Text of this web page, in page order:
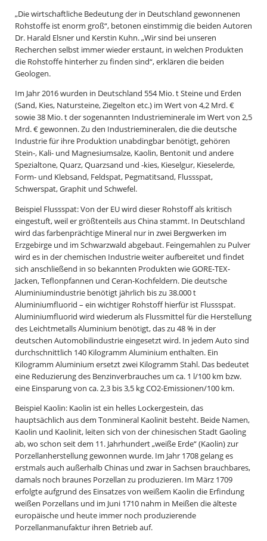
„Die wirtschaftliche Bedeutung der in Deutschland gewonnenen
Rohstoffe ist enorm groß“, betonen einstimmig die beiden Autoren
Dr. Harald Elsner und Kerstin Kuhn. „Wir sind bei unseren
Recherchen selbst immer wieder erstaunt, in welchen Produkten
die Rohstoffe hinterher zu finden sind“, erklären die beiden
Geologen.
Im Jahr 2016 wurden in Deutschland 554 Mio. t Steine und Erden
(Sand, Kies, Natursteine, Ziegelton etc.) im Wert von 4,2 Mrd. €
sowie 38 Mio. t der sogenannten Industrieminerale im Wert von 2,5
Mrd. € gewonnen. Zu den Industriemineralen, die die deutsche
Industrie für ihre Produktion unabdingbar benötigt, gehören
Stein-, Kali- und Magnesiumsalze, Kaolin, Bentonit und andere
Spezialtone, Quarz, Quarzsand und -kies, Kieselgur, Kieselerde,
Form- und Klebsand, Feldspat, Pegmatitsand, Flussspat,
Schwerspat, Graphit und Schwefel.
Beispiel Flussspat: Von der EU wird dieser Rohstoff als kritisch
eingestuft, weil er größtenteils aus China stammt. In Deutschland
wird das farbenprächtige Mineral nur in zwei Bergwerken im
Erzgebirge und im Schwarzwald abgebaut. Feingemahlen zu Pulver
wird es in der chemischen Industrie weiter aufbereitet und findet
sich anschließend in so bekannten Produkten wie GORE-TEX-
Jacken, Teflonpfannen und Ceran-Kochfeldern. Die deutsche
Aluminiumindustrie benötigt jährlich bis zu 38.000 t
Aluminiumfluorid – ein wichtiger Rohstoff hierfür ist Flussspat.
Aluminiumfluorid wird wiederum als Flussmittel für die Herstellung
des Leichtmetalls Aluminium benötigt, das zu 48 % in der
deutschen Automobilindustrie eingesetzt wird. In jedem Auto sind
durchschnittlich 140 Kilogramm Aluminium enthalten. Ein
Kilogramm Aluminium ersetzt zwei Kilogramm Stahl. Das bedeutet
eine Reduzierung des Benzinverbrauches um ca. 1 l/100 km bzw.
eine Einsparung von ca. 2,3 bis 3,5 kg CO2-Emissionen/100 km.
Beispiel Kaolin: Kaolin ist ein helles Lockergestein, das
hauptsächlich aus dem Tonmineral Kaolinit besteht. Beide Namen,
Kaolin und Kaolinit, leiten sich von der chinesischen Stadt Gaoling
ab, wo schon seit dem 11. Jahrhundert „weiße Erde“ (Kaolin) zur
Porzellanherstellung gewonnen wurde. Im Jahr 1708 gelang es
erstmals auch außerhalb Chinas und zwar in Sachsen brauchbares,
damals noch braunes Porzellan zu produzieren. Im März 1709
erfolgte aufgrund des Einsatzes von weißem Kaolin die Erfindung
weißen Porzellans und im Juni 1710 nahm in Meißen die älteste
europäische und heute immer noch produzierende
Porzellanmanufaktur ihren Betrieb auf.